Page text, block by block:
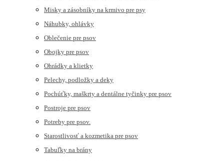
Misky a zásobníky na krmivo pre psy
Náhubky, ohlávky
Oblečenie pre psov
Obojky pre psov
Ohrádky a klietky
Pelechy, podložky a deky
Pochúťky, maškrty a dentálne tyčinky pre psov
Postroje pre psov
Potreby pre psov.
Starostlivosť a kozmetika pre psov
Tabuľky na brány